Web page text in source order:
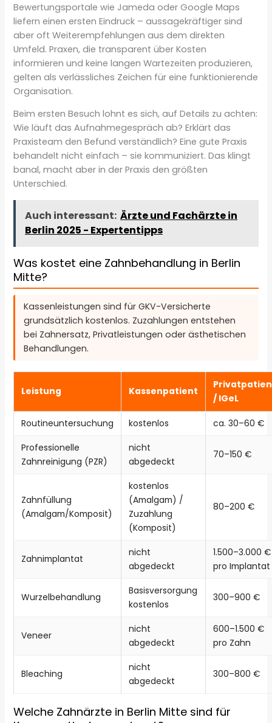
Bewertungsportale wie Jameda oder Google Maps
liefern einen ersten Eindruck – aussagekräftiger sind
aber oft Weiterempfehlungen aus dem direkten
Umfeld. Praxen, die transparent über Kosten
informieren und keine langen Wartezeiten produzieren,
gelten als verlässliches Zeichen für eine funktionierende
Organisation.
Beim ersten Besuch lohnt es sich, auf Details zu achten:
Wie läuft das Aufnahmegespräch ab? Erklärt das
Praxisteam den Befund verständlich? Eine gute Praxis
behandelt nicht einfach – sie kommuniziert. Das klingt
banal, macht aber in der Praxis den größten
Unterschied.
Auch interessant: Ärzte und Fachärzte in
Berlin 2025 - Expertentipps
Was kostet eine Zahnbehandlung in Berlin
Mitte?
Kassenleistungen sind für GKV-Versicherte
grundsätzlich kostenlos. Zuzahlungen entstehen
bei Zahnersatz, Privatleistungen oder ästhetischen
Behandlungen.
Leistung Kassenpatient
/ IGeL
Routineuntersuchung kostenlos
ca. 30–60 €
Professionelle
Zahnreinigung (PZR)
nicht
abgedeckt
70–150 €
Zahnfüllung
(Amalgam/Komposit)
kostenlos
(Amalgam) /
Zuzahlung
(Komposit)
80–200 €
Zahnimplantat
nicht
abgedeckt
1.500–3.000 €
pro Implantat
Wurzelbehandlung
Basisversorgung
kostenlos
300–900 €
Veneer
nicht
abgedeckt
600–1.500 €
pro Zahn
Bleaching
nicht
abgedeckt
300–800 €
Welche Zahnärzte in Berlin Mitte sind für